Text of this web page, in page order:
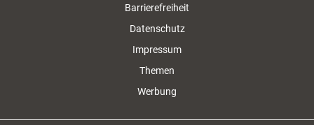
Barrierefreiheit
Datenschutz
Impressum
Themen
Werbung